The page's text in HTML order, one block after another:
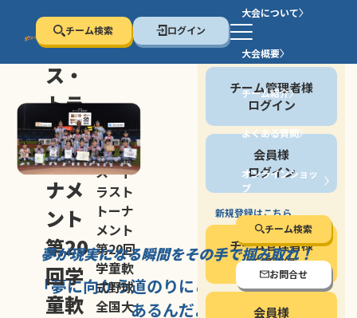
チーム検索 ログイン
大会について
大会概要
チーム紹介
よくある質問
オンラインショッ
プ
チーム検索
お問合せ
停止する
セン
ス・
トラ
スト
トー
ナメ
ント
第20
回学
童軟
セン
ス・ト
ラスト
トーナ
メント
第20回
学童軟
式野球
全国大
会員の方
チーム管理者様
ログイン
会員様
ログイン
新規登録はこちら
チーム管理者様
新規登録
会員様
夢が現実になる瞬間をその手で掴み取れ！
「夢に向かう道のりにこそ大きな意味が
あるんだよ」